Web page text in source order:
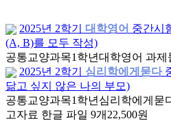
2025년 2학기 대학영어 중간시
(A, B)를 모두 작성)
공통교양과목1학년대학영어 과제
2025년 2학기
심리학에게묻다
닮고 싶지 않은 나의 부모)
공통교양과목1학년 심리학에게묻
고자료 한글 파일 9개 22,500원